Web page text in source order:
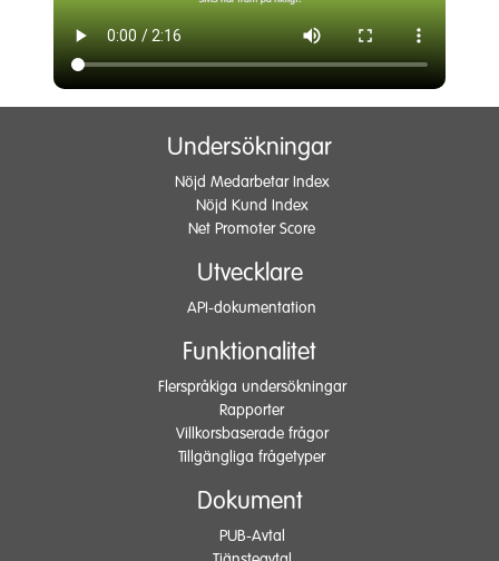
Undersökningar
Nöjd Medarbetar Index
Nöjd Kund Index
Net Promoter Score
Utvecklare
API-dokumentation
Funktionalitet
Flerspråkiga undersökningar
Rapporter
Villkorsbaserade frågor
Tillgängliga frågetyper
Dokument
PUB-Avtal